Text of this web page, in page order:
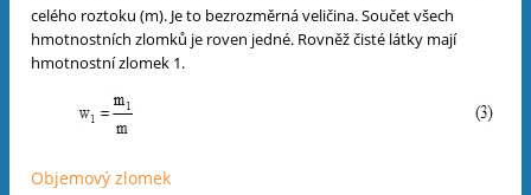
celého roztoku (m). Je to bezrozměrná veličina. Součet všech
hmotnostních zlomků je roven jedné. Rovněž čisté látky mají
hmotnostní zlomek 1.
Objemový zlomek